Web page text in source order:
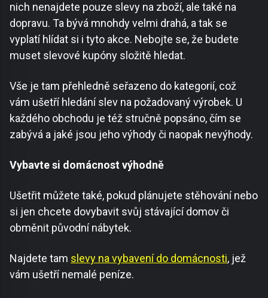
nich nenajdete pouze slevy na zboží, ale také na
dopravu. Ta bývá mnohdy velmi drahá, a tak se
vyplatí hlídat si i tyto akce. Nebojte se, že budete
muset slevové kupóny složitě hledat.
Vše je tam přehledně seřazeno do kategorií, což
vám ušetří hledání slev na požadovaný výrobek. U
každého obchodu je též stručně popsáno, čím se
zabývá a jaké jsou jeho výhody či naopak nevýhody.
Vybavte si domácnost výhodně
Ušetřit můžete také, pokud plánujete stěhování nebo
si jen chcete dovybavit svůj stávající domov či
obměnit původní nábytek.
Najdete tam slevy na vybavení do domácnosti, jež
vám ušetří nemalé peníze.